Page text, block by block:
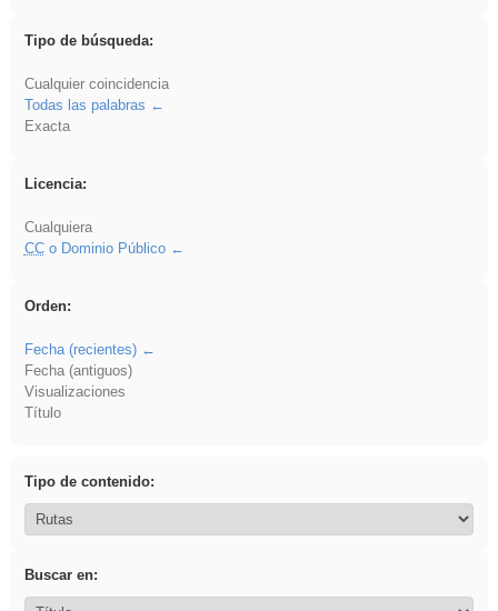
Tipo de búsqueda:
Cualquier coincidencia
Todas las palabras
Exacta
Licencia:
Cualquiera
CCo Dominio Público
Orden:
Fecha (recientes)
Fecha (antiguos)
Visualizaciones
Título
Tipo de contenido:
Buscar en: